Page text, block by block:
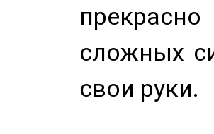
сложных
свои руки.